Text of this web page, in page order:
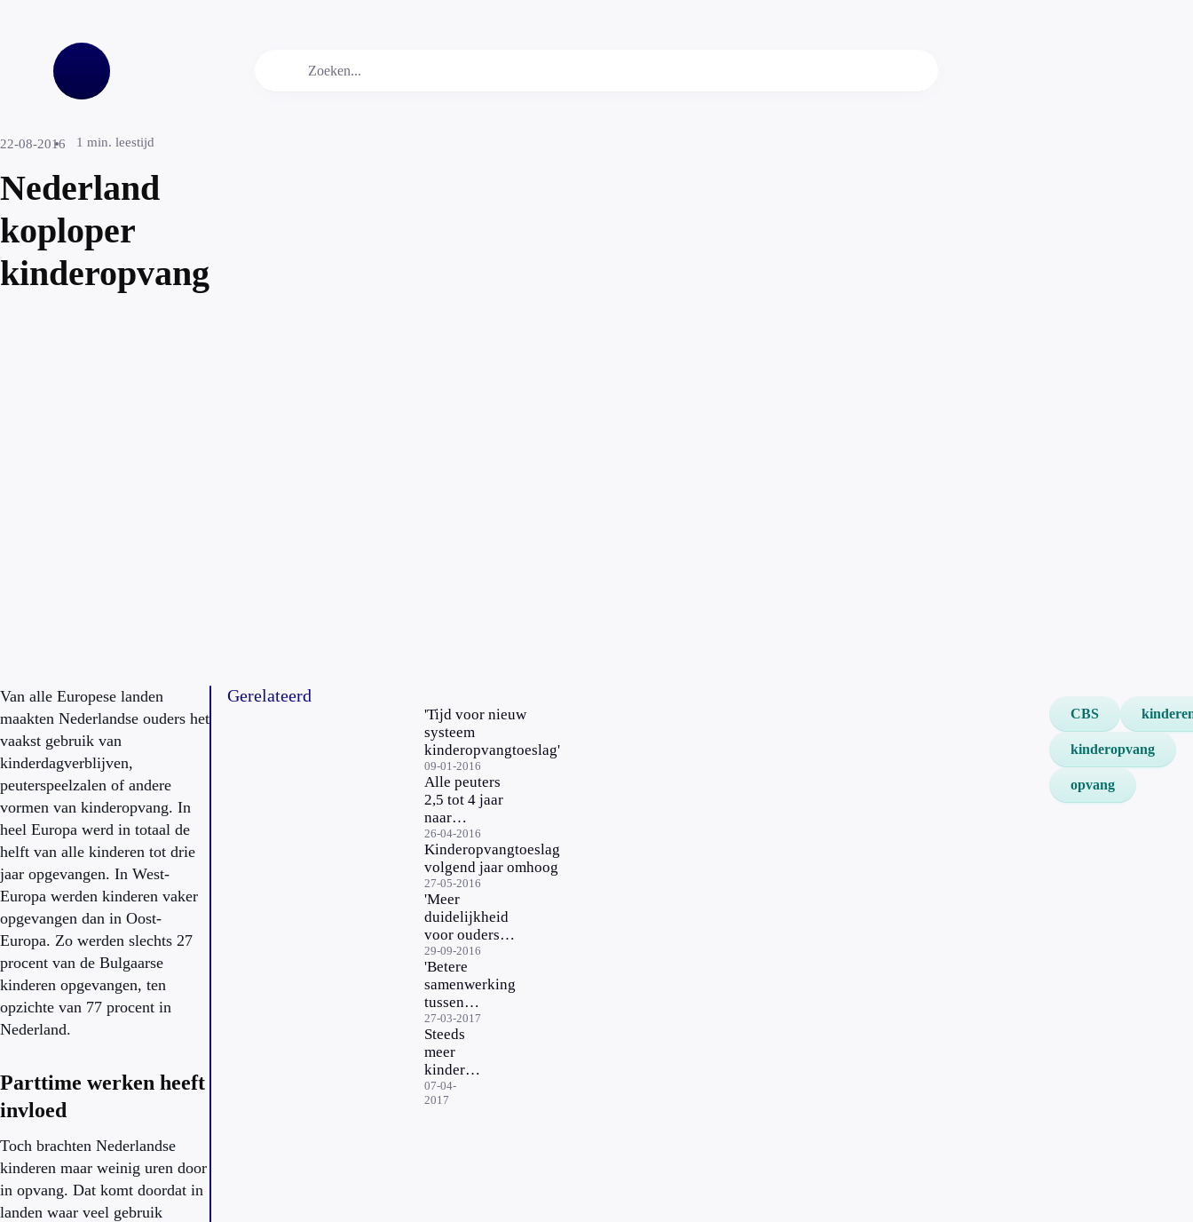
22-08-2016 1 min. leestijd
Nederland
koploper
kinderopvang
Van alle Europese landen
maakten Nederlandse ouders het
vaakst gebruik van
kinderdagverblijven,
peuterspeelzalen of andere
vormen van kinderopvang. In
heel Europa werd in totaal de
helft van alle kinderen tot drie
jaar opgevangen. In West-
Europa werden kinderen vaker
opgevangen dan in Oost-
Europa. Zo werden slechts 27
procent van de Bulgaarse
kinderen opgevangen, ten
opzichte van 77 procent in
Nederland.
Parttime werken heeft
invloed
Toch brachten Nederlandse
kinderen maar weinig uren door
in opvang. Dat komt doordat in
landen waar veel gebruik
Gerelateerd
'Tijd voor nieuw
systeem
kinderopvangtoeslag'
09-01-2016
Alle peuters
2,5 tot 4 jaar
naar
kinderopvang
26-04-2016
Kinderopvangtoeslag
volgend jaar omhoog
27-05-2016
'Meer
duidelijkheid
voor ouders
over kwaliteit
kinderopvang'
29-09-2016
'Betere
samenwerking
tussen
kinderopvang
en
basisschool
nodig'
27-03-2017
Steeds
meer
kinderen
naar
opvang
07-04-
2017
CBS
kinderopvang
opvang